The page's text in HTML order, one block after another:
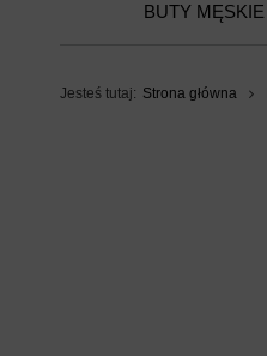
BUTY MĘSKIE
Jesteś tutaj: Strona główna